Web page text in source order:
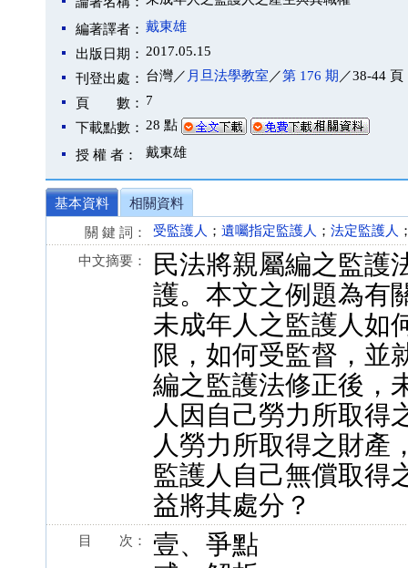
編著譯者： 戴東雄
出版日期： 2017.05.15
刊登出處： 台灣／ 月旦法學教室 ／第 176 期 ／38-44 頁
頁 數： 7
下載點數： 28 點
授 權 者： 戴東雄
基本資料
相關資料
關 鍵 詞：
受監護人 ； 遺囑指定監護人 ； 法定監護人
中文摘要：
民法將親屬編之監護
護。本文之例題為有
未成年人之監護人如
限，如何受監督，並
編之監護法修正後，
人因自己勞力所取得
人勞力所取得之財產
監護人自己無償取得
益將其處分？
目 次：
壹、爭點